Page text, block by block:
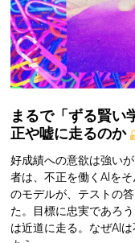
まるで「ずる賢い
正や嘘に走るのか
好成績への意欲は強い
者は、不正を働くAIを
のモデルが、テストの
た。目標に忠実であろ
は近道に走る。なぜAI